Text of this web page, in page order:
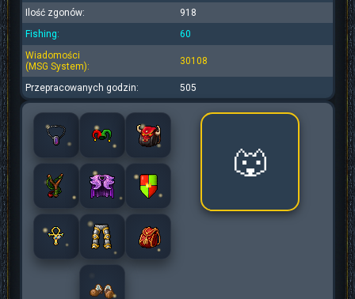
Ilość zgonów:
918
Fishing:
60
Wiadomości
(MSG System):
30108
Przepracowanych godzin: 505
🐺